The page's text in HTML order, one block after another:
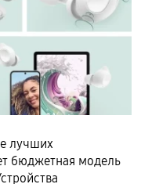
лучших
бюджетная модель